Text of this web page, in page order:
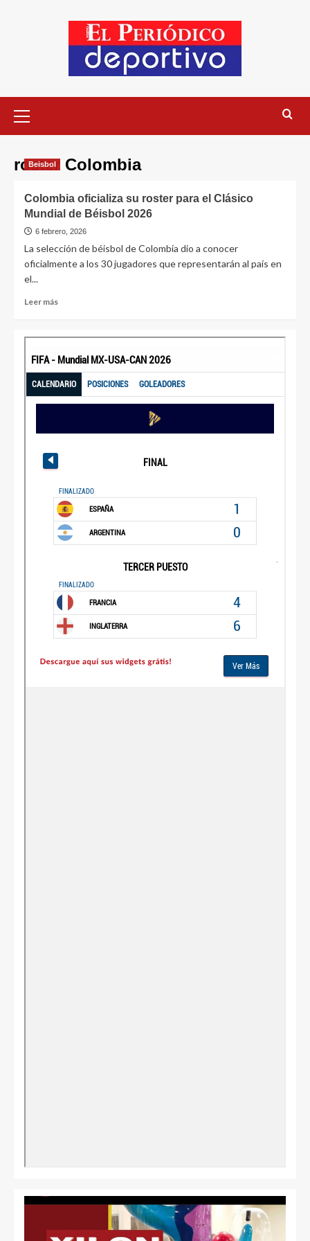
roster Colombia
Beisbol
Colombia oficializa su roster para el Clásico
Mundial de Béisbol 2026
6 febrero, 2026
La selección de béisbol de Colombia dio a conocer
oficialmente a los 30 jugadores que representarán al país en
el...
Leer más